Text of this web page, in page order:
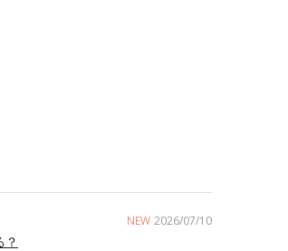
NEW 2026/07/10
？